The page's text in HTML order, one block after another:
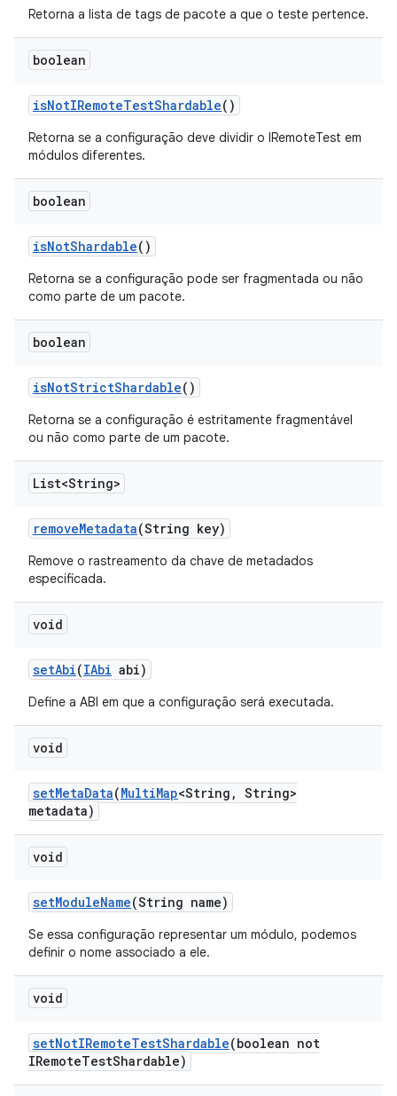
Retorna a lista de tags de pacote a que o teste pertence.
boolean
isNotIRemoteTestShardable()
Retorna se a configuração deve dividir o IRemoteTest em
módulos diferentes.
boolean
isNotShardable()
Retorna se a configuração pode ser fragmentada ou não
como parte de um pacote.
boolean
isNotStrictShardable()
Retorna se a configuração é estritamente fragmentável
ou não como parte de um pacote.
List<String>
removeMetadata(String key)
Remove o rastreamento da chave de metadados
especificada.
void
setAbi(IAbi abi)
Define a ABI em que a configuração será executada.
void
setMetaData(MultiMap<String , String>
metadata)
void
setModuleName(String name)
Se essa configuração representar um módulo, podemos
definir o nome associado a ele.
void
setNotIRemoteTestShardable(boolean not
IRemoteTestShardable)